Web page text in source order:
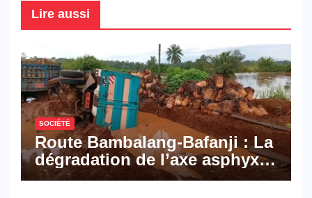
Lire aussi
SOCIÉTÉ
Route Bambalang-Bafanji : La
dégradation de l’axe asphyxie
les activités économiques